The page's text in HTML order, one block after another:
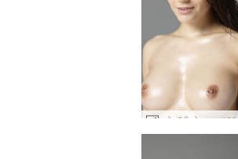
क्लो बॉडी बोनान्ज़ा #60